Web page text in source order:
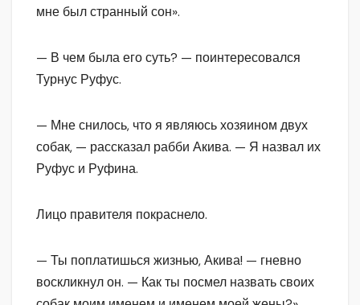
мне был странный сон».
— В чем была его суть? — поинтересовался
Турнус Руфус.
— Мне снилось, что я являюсь хозяином двух
собак, — рассказал рабби Акива. — Я назвал их
Руфус и Руфина.
Лицо правителя покраснело.
— Ты поплатишься жизнью, Акива! — гневно
воскликнул он. — Как ты посмел назвать своих